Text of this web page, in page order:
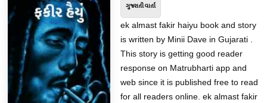
ગુજરાતી વાર્તા
ek almast fakir haiyu book and story
is written by Minii Dave in Gujarati .
This story is getting good reader
response on Matrubharti app and
web since it is published free to read
for all readers online. ek almast fakir